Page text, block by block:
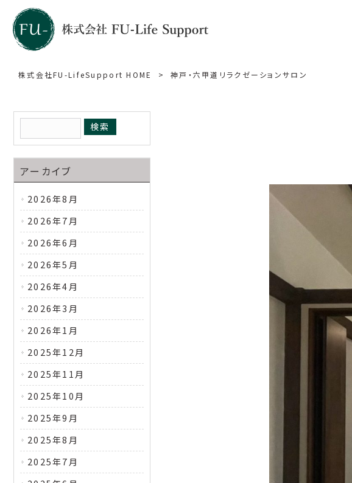
株式会社FU-LifeSupport HOME > 神戸・六甲道リラクゼーションサロン
アーカイブ
2026年8月
2026年7月
2026年6月
2026年5月
2026年4月
2026年3月
2026年1月
2025年12月
2025年11月
2025年10月
2025年9月
2025年8月
2025年7月